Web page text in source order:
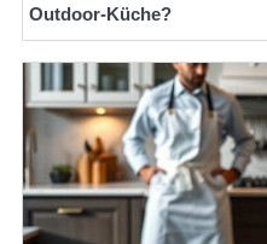
Outdoor-Küche?